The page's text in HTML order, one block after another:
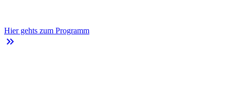
Hier gehts zum Programm
keyboard_double_arrow_right